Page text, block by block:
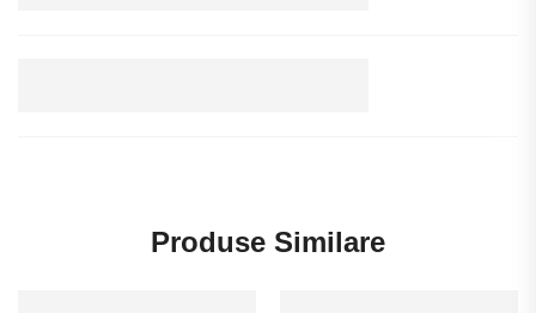
Produse Similare